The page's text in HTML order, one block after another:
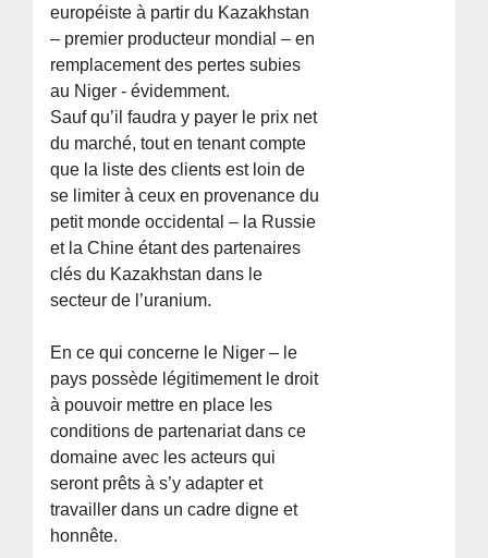
européiste à partir du Kazakhstan
– premier producteur mondial – en
remplacement des pertes subies
au Niger - évidemment.
Sauf qu’il faudra y payer le prix net
du marché, tout en tenant compte
que la liste des clients est loin de
se limiter à ceux en provenance du
petit monde occidental – la Russie
et la Chine étant des partenaires
clés du Kazakhstan dans le
secteur de l’uranium.
En ce qui concerne le Niger – le
pays possède légitimement le droit
à pouvoir mettre en place les
conditions de partenariat dans ce
domaine avec les acteurs qui
seront prêts à s’y adapter et
travailler dans un cadre digne et
honnête.